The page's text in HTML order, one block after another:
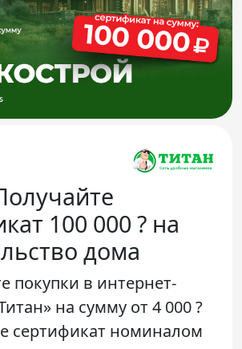
слабовидящих
411-099
100 000 ? на
дома
покупки в интернет-
на сумму от 4 000 ?
сертификат номиналом